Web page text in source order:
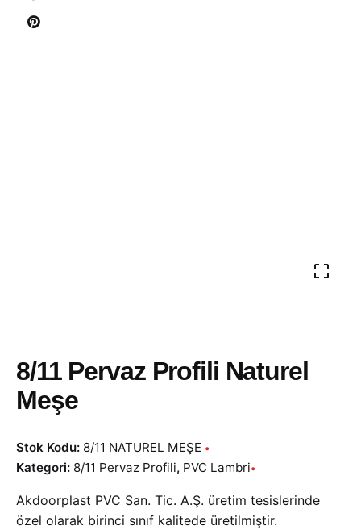
8/11 Pervaz Profili Naturel
Meşe
Stok Kodu: 8/11 NATUREL MEŞE
Kategori: 8/11 Pervaz Profili, PVC Lambri
Akdoorplast PVC San. Tic. A.Ş. üretim tesislerinde
özel olarak birinci sınıf kalitede üretilmiştir.